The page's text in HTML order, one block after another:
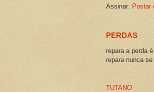
Assinar: Postar
PERDAS
repara a perda
repara nunca se
TUTANO